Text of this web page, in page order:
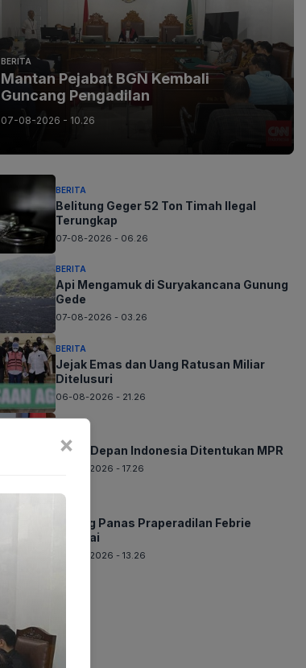
BERITA
Mantan Pejabat BGN Kembali
Guncang Pengadilan
07-08-2026 - 10.26
BERITA
Belitung Geger 52 Ton Timah Ilegal
Terungkap
07-08-2026 - 06.26
BERITA
Api Mengamuk di Suryakancana Gunung
Gede
07-08-2026 - 03.26
BERITA
Jejak Emas dan Uang Ratusan Miliar
Ditelusuri
06-08-2026 - 21.26
Masa Depan Indonesia Ditentukan MPR
06-08-2026 - 17.26
Sidang Panas Praperadilan Febrie
Dimulai
06-08-2026 - 13.26
×